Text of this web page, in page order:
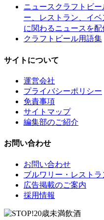
ニュース クラフトビ
ー、レストラン、イ
に関わるニュースを配
クラフトビール用語集
サイトについて
運営会社
プライバシーポリシー
免責事項
サイトマップ
編集部のご紹介
お問い合わせ
お問い合わせ
ブルワリー・レスト
広告掲載のご案内
採用情報